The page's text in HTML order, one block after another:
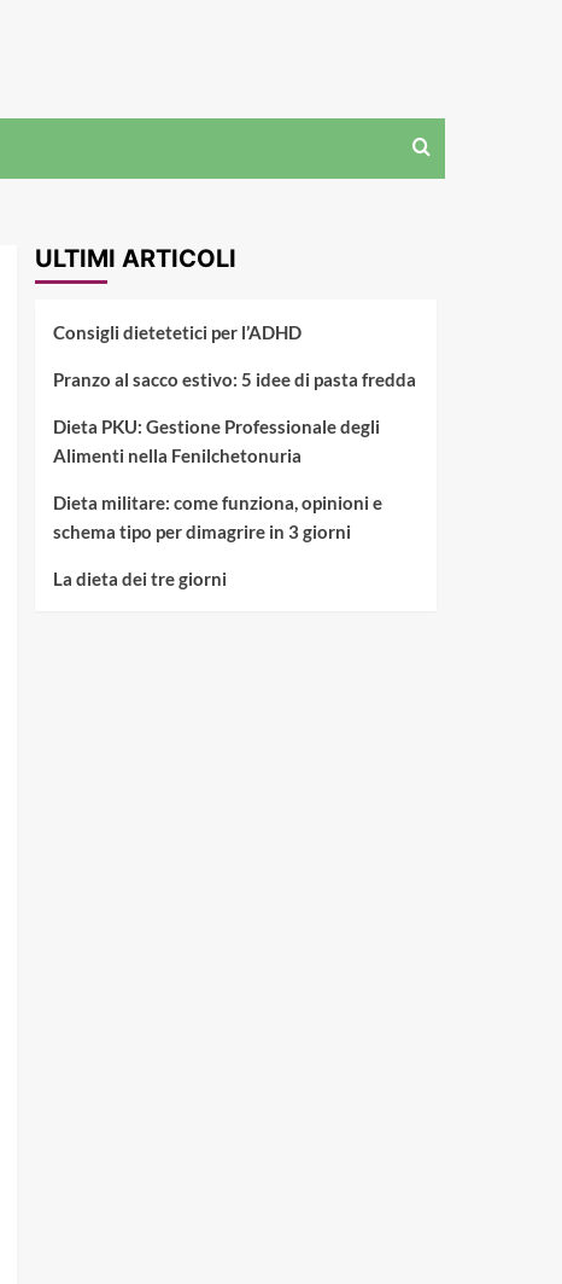
ULTIMI ARTICOLI
Consigli dietetetici per l’ADHD
Pranzo al sacco estivo: 5 idee di pasta fredda
Dieta PKU: Gestione Professionale degli
Alimenti nella Fenilchetonuria
Dieta militare: come funziona, opinioni e
schema tipo per dimagrire in 3 giorni
La dieta dei tre giorni